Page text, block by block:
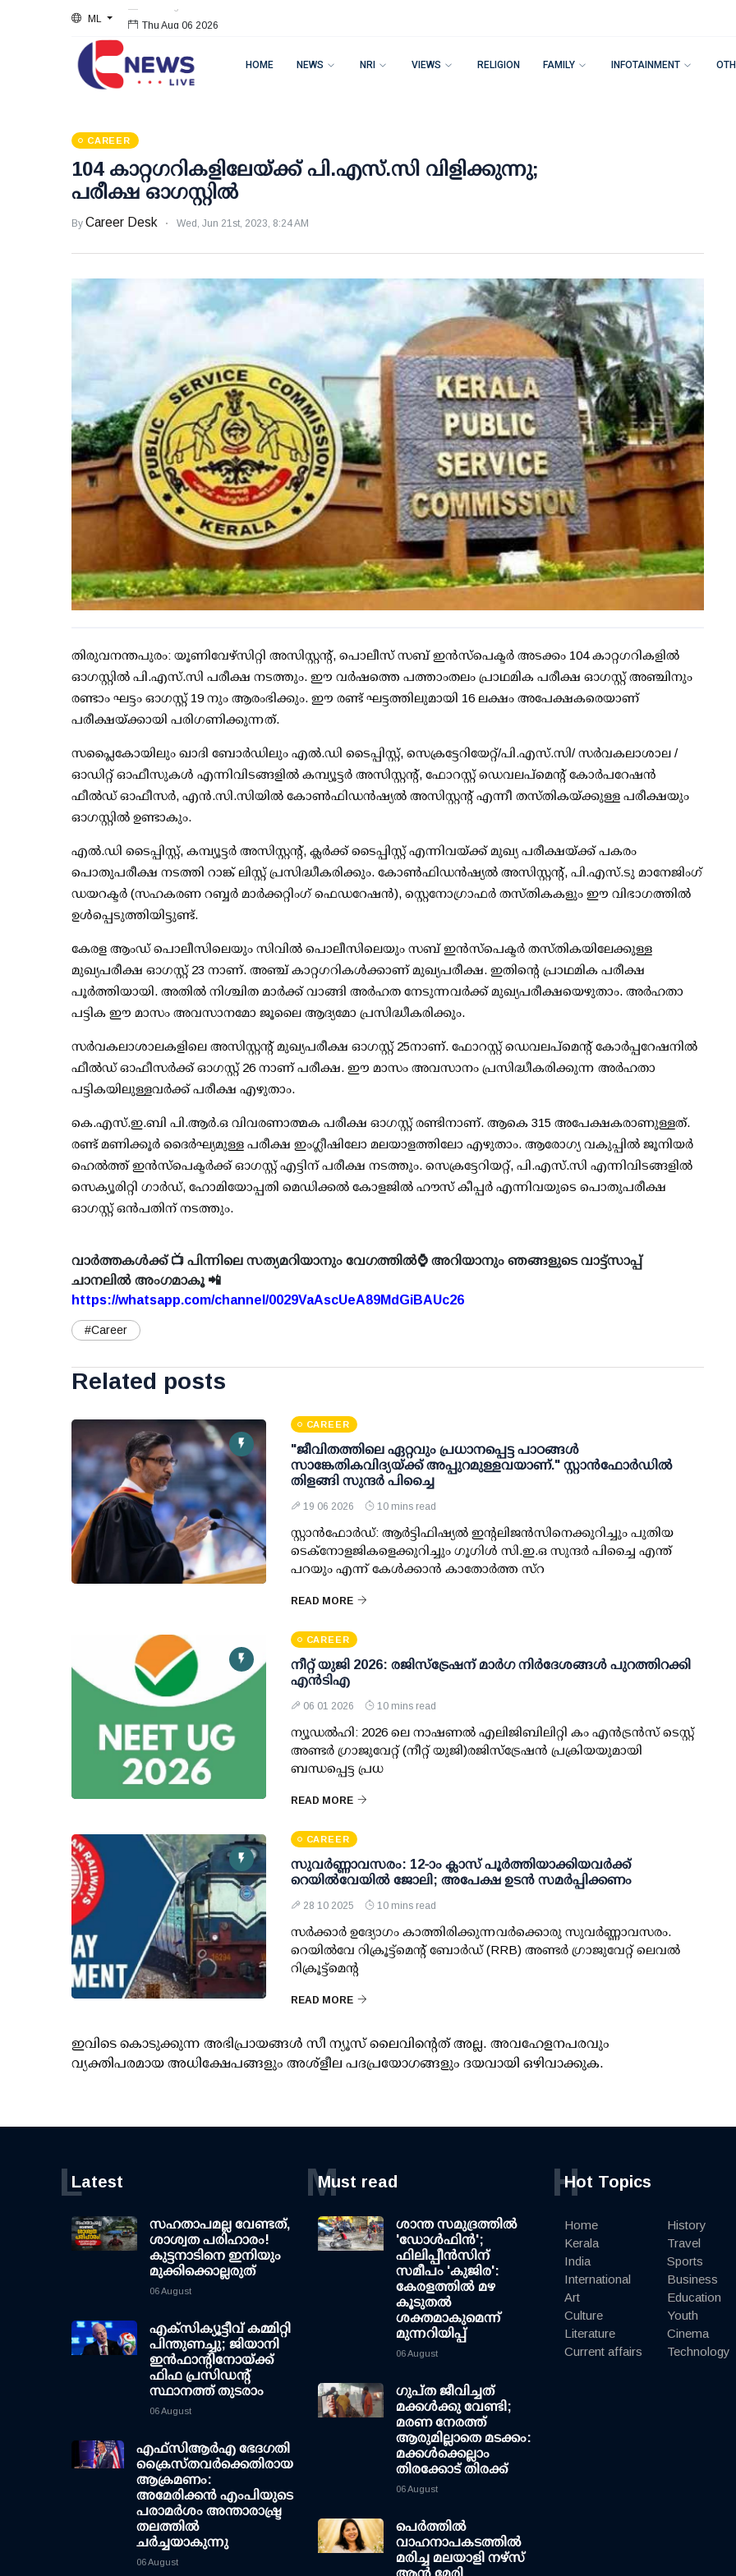
ML Thu Aug 06 2026
HOME NEWS NRI VIEWS RELIGION FAMILY INFOTAINMENT
CAREER
104 കാറ്റഗറികളിലേയ്ക്ക് പി.എസ്.സി വിളിക്കുന്നു;
പരീക്ഷ ഓഗസ്റ്റില്‍
By Career Desk Wed, Jun 21st, 2023, 8:24 AM
തിരുവനന്തപുരം: യൂണിവേഴ്സിറ്റി അസിസ്റ്റന്റ്, പൊലീസ് സബ് ഇന്‍സ്പെക്ടര്‍ അടക്കം 104 കാറ്റഗറികളില്‍
ഓഗസ്റ്റില്‍ പി.എസ്.സി പരീക്ഷ നടത്തും. ഈ വര്‍ഷത്തെ പത്താംതലം പ്രാഥമിക പരീക്ഷ ഓഗസ്റ്റ് അഞ്ചിനും
രണ്ടാം ഘട്ടം ഓഗസ്റ്റ് 19 നും ആരംഭിക്കും. ഈ രണ്ട് ഘട്ടത്തിലുമായി 16 ലക്ഷം അപേക്ഷകരെയാണ്
പരീക്ഷയ്ക്കായി പരിഗണിക്കുന്നത്.
സപ്ലൈകോയിലും ഖാദി ബോര്‍ഡിലും എല്‍.ഡി ടൈപ്പിസ്റ്റ്, സെക്രട്ടേറിയേറ്റ്/പി.എസ്.സി/ സര്‍വകലാശാല /
ഓഡിറ്റ് ഓഫീസുകള്‍ എന്നിവിടങ്ങളില്‍ കമ്പ്യൂട്ടര്‍ അസിസ്റ്റന്റ്, ഫോറസ്റ്റ് ഡെവലപ്‌മെന്റ് കോര്‍പറേഷന്‍
ഫീല്‍ഡ് ഓഫീസര്‍, എന്‍.സി.സിയില്‍ കോണ്‍ഫിഡന്‍ഷ്യല്‍ അസിസ്റ്റന്റ് എന്നീ തസ്തികയ്ക്കുള്ള പരീക്ഷയും
ഓഗസ്റ്റില്‍ ഉണ്ടാകും.
എല്‍.ഡി ടൈപ്പിസ്റ്റ്, കമ്പ്യൂട്ടര്‍ അസിസ്റ്റന്റ്, ക്ലര്‍ക്ക് ടൈപ്പിസ്റ്റ് എന്നിവയ്ക്ക് മുഖ്യ പരീക്ഷയ്ക്ക് പകരം
പൊതുപരീക്ഷ നടത്തി റാങ്ക് ലിസ്റ്റ് പ്രസിദ്ധീകരിക്കും. കോണ്‍ഫിഡന്‍ഷ്യല്‍ അസിസ്റ്റന്റ്, പി.എസ്.ടു മാനേജിംഗ്
ഡയറക്ടര്‍ (സഹകരണ റബ്ബര്‍ മാര്‍ക്കറ്റിംഗ് ഫെഡറേഷന്‍), സ്റ്റെനോഗ്രാഫര്‍ തസ്തികകളും ഈ വിഭാഗത്തില്‍
ഉള്‍പ്പെടുത്തിയിട്ടുണ്ട്.
കേരള ആംഡ് പൊലീസിലെയും സിവില്‍ പൊലീസിലെയും സബ് ഇന്‍സ്‌പെക്ടര്‍ തസ്തികയിലേക്കുള്ള
മുഖ്യപരീക്ഷ ഓഗസ്റ്റ് 23 നാണ്. അഞ്ച് കാറ്റഗറികള്‍ക്കാണ് മുഖ്യപരീക്ഷ. ഇതിന്റെ പ്രാഥമിക പരീക്ഷ
പൂര്‍ത്തിയായി. അതില്‍ നിശ്ചിത മാര്‍ക്ക് വാങ്ങി അര്‍ഹത നേടുന്നവര്‍ക്ക് മുഖ്യപരീക്ഷയെഴുതാം. അര്‍ഹതാ
പട്ടിക ഈ മാസം അവസാനമോ ജൂലൈ ആദ്യമോ പ്രസിദ്ധീകരിക്കും.
സര്‍വകലാശാലകളിലെ അസിസ്റ്റന്റ് മുഖ്യപരീക്ഷ ഓഗസ്റ്റ് 25നാണ്. ഫോറസ്റ്റ് ഡെവലപ്‌മെന്റ് കോര്‍പ്പറേഷനില്‍
ഫീല്‍ഡ് ഓഫീസര്‍ക്ക് ഓഗസ്റ്റ് 26 നാണ് പരീക്ഷ. ഈ മാസം അവസാനം പ്രസിദ്ധീകരിക്കുന്ന അര്‍ഹതാ
പട്ടികയിലുള്ളവര്‍ക്ക് പരീക്ഷ എഴുതാം.
കെ.എസ്.ഇ.ബി പി.ആര്‍.ഒ വിവരണാത്മക പരീക്ഷ ഓഗസ്റ്റ് രണ്ടിനാണ്. ആകെ 315 അപേക്ഷകരാണുള്ളത്.
രണ്ട് മണിക്കൂര്‍ ദൈര്‍ഘ്യമുള്ള പരീക്ഷ ഇംഗ്ലീഷിലോ മലയാളത്തിലോ എഴുതാം. ആരോഗ്യ വകുപ്പില്‍ ജൂനിയര്‍
ഹെല്‍ത്ത് ഇന്‍സ്‌പെക്ടര്‍ക്ക് ഓഗസ്റ്റ് എട്ടിന് പരീക്ഷ നടത്തും. സെക്രട്ടേറിയറ്റ്, പി.എസ്.സി എന്നിവിടങ്ങളില്‍
സെക്യൂരിറ്റി ഗാര്‍ഡ്, ഹോമിയോപ്പതി മെഡിക്കല്‍ കോളജില്‍ ഹൗസ് കീപ്പര്‍ എന്നിവയുടെ പൊതുപരീക്ഷ
ഓഗസ്റ്റ് ഒന്‍പതിന് നടത്തും.
വാർത്തകൾക്ക് 📺 പിന്നിലെ സത്യമറിയാനും വേഗത്തിൽ⌚ അറിയാനും ഞങ്ങളുടെ വാട്ട്സാപ്പ്
ചാനലിൽ അംഗമാകൂ 📲
https://whatsapp.com/channel/0029VaAscUeA89MdGiBAUc26
#Career
Related posts
CAREER
"ജീവിതത്തിലെ ഏറ്റവും പ്രധാനപ്പെട്ട പാഠങ്ങൾ
സാങ്കേതികവിദ്യയ്ക്ക് അപ്പുറമുള്ളവയാണ്." സ്റ്റാൻഫോർഡിൽ
തിളങ്ങി സുന്ദർ പിച്ചൈ
19 06 2026 10 mins read
സ്റ്റാൻഫോർഡ്: ആർട്ടിഫിഷ്യൽ ഇന്റലിജൻസിനെക്കുറിച്ചും പുതിയ
ടെക്നോളജികളെക്കുറിച്ചും ഗൂഗിൾ സി.ഇ.ഒ സുന്ദർ പിച്ചൈ എന്ത്
പറയും എന്ന് കേൾക്കാൻ കാതോർത്ത സ്റ
READ MORE
CAREER
നീറ്റ് യുജി 2026: രജിസ്‌ട്രേഷന് മാര്‍ഗ നിര്‍ദേശങ്ങള്‍ പുറത്തിറക്കി
എന്‍ടിഎ
06 01 2026 10 mins read
ന്യൂഡല്‍ഹി: 2026 ലെ നാഷണല്‍ എലിജിബിലിറ്റി കം എന്‍ട്രന്‍സ് ടെസ്റ്റ്
അണ്ടര്‍ ഗ്രാജുവേറ്റ് (നീറ്റ് യുജി)രജിസ്‌ട്രേഷന്‍ പ്രക്രിയയുമായി
ബന്ധപ്പെട്ട പ്രധ
READ MORE
CAREER
സുവര്‍ണ്ണാവസരം: 12-ാം ക്ലാസ് പൂര്‍ത്തിയാക്കിയവര്‍ക്ക്
റെയില്‍വേയില്‍ ജോലി; അപേക്ഷ ഉടന്‍ സമര്‍പ്പിക്കണം
28 10 2025 10 mins read
സര്‍ക്കാര്‍ ഉദ്യോഗം കാത്തിരിക്കുന്നവര്‍ക്കൊരു സുവര്‍ണ്ണാവസരം.
റെയില്‍വേ റിക്രൂട്ട്മെന്റ് ബോര്‍ഡ് (RRB) അണ്ടര്‍ ഗ്രാജുവേറ്റ് ലെവല്‍
റിക്രൂട്ട്മെന്റ
READ MORE
ഇവിടെ കൊടുക്കുന്ന അഭിപ്രായങ്ങള്‍ സീ ന്യൂസ് ലൈവിന്റെത് അല്ല. അവഹേളനപരവും
വ്യക്തിപരമായ അധിക്ഷേപങ്ങളും അശ്‌ളീല പദപ്രയോഗങ്ങളും ദയവായി ഒഴിവാക്കുക.
Latest
L
സഹതാപമല്ല വേണ്ടത്,
ശാശ്വത പരിഹാരം!
കുട്ടനാടിനെ ഇനിയും
മുക്കിക്കൊല്ലരുത്
06 August
എക്സിക്യൂട്ടീവ് കമ്മിറ്റി
പിന്തുണച്ചു; ജിയാനി
ഇന്‍ഫാന്റിനോയ്ക്ക്
ഫിഫ പ്രസിഡന്റ്
സ്ഥാനത്ത് തുടരാം
06 August
എഫ്‌സി‌ആര്‍‌എ ഭേദഗതി
ക്രൈസ്തവർക്കെതിരായ
ആക്രമണം:
അമേരിക്കൻ എംപിയുടെ
പരാമർശം അന്താരാഷ്ട്ര
തലത്തിൽ
ചർച്ചയാകുന്നു
06 August
Must read
M
ശാന്ത സമുദ്രത്തില്‍
'ഡോള്‍ഫിന്‍';
ഫിലിപ്പീന്‍സിന്
സമീപം 'കുജിര':
കേരളത്തില്‍ മഴ
കൂടുതല്‍
ശക്തമാകുമെന്ന്
മുന്നറിയിപ്പ്
06 August
ഗുപ്ത ജീവിച്ചത്
മക്കള്‍ക്കു വേണ്ടി;
മരണ നേരത്ത്
ആരുമില്ലാതെ മടക്കം:
മക്കള്‍ക്കെല്ലാം
തിരക്കോട് തിരക്ക്
06 August
പെർത്തിൽ
വാഹനാപകടത്തിൽ
മരിച്ച മലയാളി നഴ്സ്
Hot Topics
H
Home
Kerala
India
International
Art
Culture
Literature
Current affairs
History
Travel
Sports
Business
Education
Youth
Cinema
Technology